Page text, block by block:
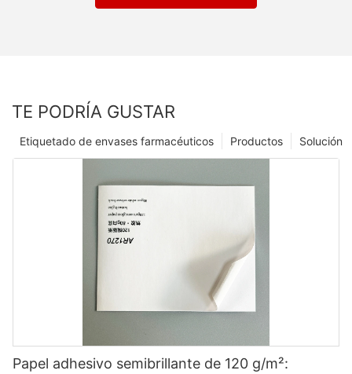
TE PODRÍA GUSTAR
Solución
Productos
Etiquetado de envases farmacéuticos
Papel adhesivo semibrillante de 120 g/m²: